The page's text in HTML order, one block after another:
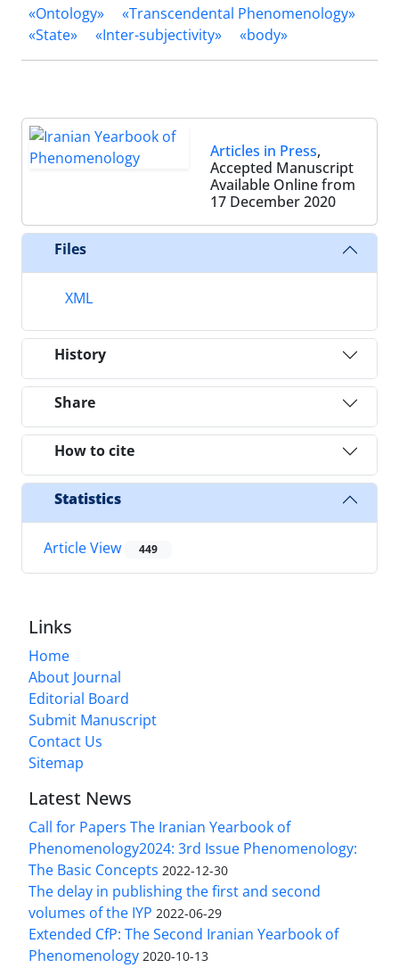
«Ontology»
«Transcendental Phenomenology»
«State»
«Inter-subjectivity» «body»
Articles in Press,
Accepted Manuscript
Available Online from
17 December 2020
Files
XML
History
Share
How to cite
Statistics
Article View 449
Links
Home
About Journal
Editorial Board
Submit Manuscript
Contact Us
Sitemap
Latest News
Call for Papers The Iranian Yearbook of
Phenomenology2024: 3rd Issue Phenomenology:
The Basic Concepts 2022-12-30
The delay in publishing the first and second
volumes of the IYP 2022-06-29
Extended CfP: The Second Iranian Yearbook of
Phenomenology 2020-10-13